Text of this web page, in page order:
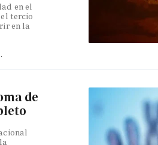
en el
tercio
en la
de